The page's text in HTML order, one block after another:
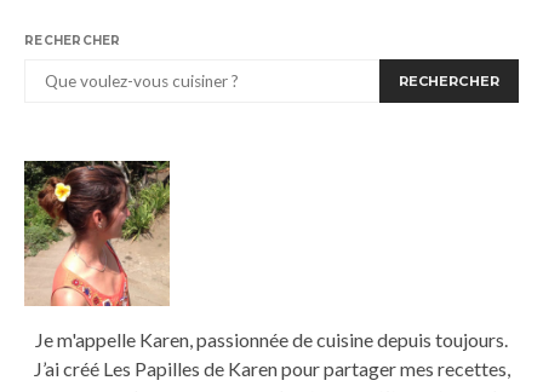
RECHERCHER
RECHERCHER
Je m'appelle Karen, passionnée de cuisine depuis toujours.
J’ai créé Les Papilles de Karen pour partager mes recettes,